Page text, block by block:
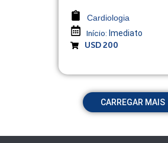
Cardiologia
Início: Imediato
USD 200
CARREGAR MAIS